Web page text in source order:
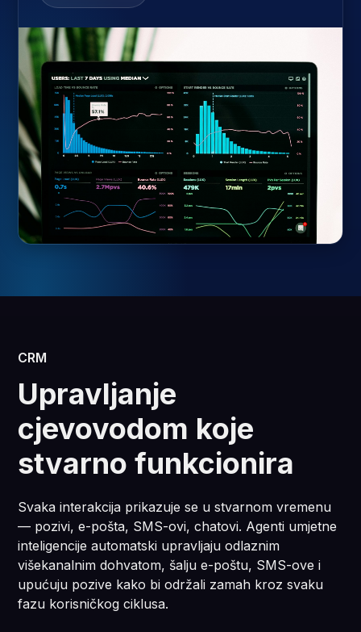
CRM
Upravljanje
cjevovodom koje
stvarno funkcionira
Svaka interakcija prikazuje se u stvarnom vremenu
— pozivi, e-pošta, SMS-ovi, chatovi. Agenti umjetne
inteligencije automatski upravljaju odlaznim
višekanalnim dohvatom, šalju e-poštu, SMS-ove i
upućuju pozive kako bi održali zamah kroz svaku
fazu korisničkog ciklusa.